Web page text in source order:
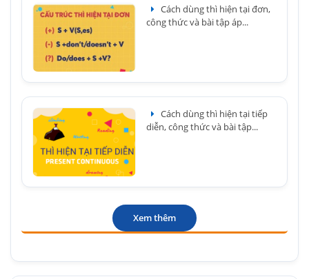
Cách dùng thì hiện tại đơn,
công thức và bài tập áp...
Cách dùng thì hiện tại tiếp
diễn, công thức và bài tập...
Xem thêm